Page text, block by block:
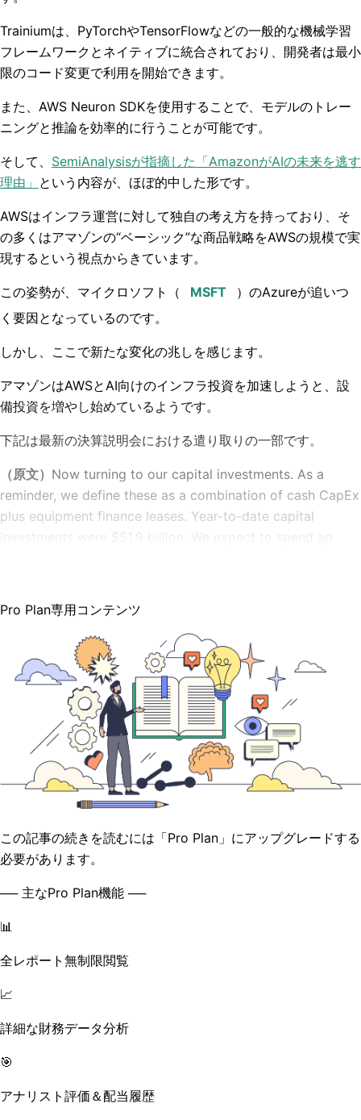
Trainiumは、PyTorchやTensorFlowなどの一般的な機械学習
フレームワークとネイティブに統合されており、開発者は最小
限のコード変更で利用を開始できます。
また、AWS Neuron SDKを使用することで、モデルのトレー
ニングと推論を効率的に行うことが可能です。
そして、 SemiAnalysisが指摘した「AmazonがAIの未来を逃す
理由」 という内容が、ほぼ的中した形です。
AWSはインフラ運営に対して独自の考え方を持っており、そ
の多くはアマゾンの“ベーシック”な商品戦略をAWSの規模で実
現するという視点からきています。
この姿勢が、マイクロソフト（
）のAzureが追いつ
く要因となっているのです。
しかし、ここで新たな変化の兆しを感じます。
アマゾンはAWSとAI向けのインフラ投資を加速しようと、設
備投資を増やし始めているようです。
下記は最新の決算説明会における遣り取りの一部です。
（原文） Now turning to our capital investments. As a
reminder, we define these as a combination of cash CapEx
plus equipment finance leases. Year-to-date capital
Pro Plan専用コンテンツ
この記事の続きを読むには「Pro Plan」にアップグレードする
必要があります。
── 主なPro Plan機能 ──
📊
全レポート無制限閲覧
📈
詳細な財務データ分析
🎯
アナリスト評価＆配当履歴